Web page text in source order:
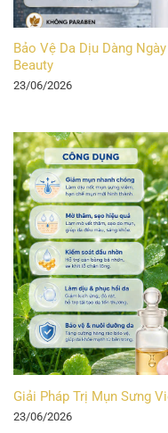
Bảo Vệ Da Dịu Dàng
Beauty
23/06/2026
Giải Pháp Trị Mụn Sưng
23/06/2026